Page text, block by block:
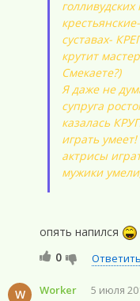
суставах-
крутит
Смекаете?)
Я даже не
супруга
казалась
играть
актрисы
мужики
опять напился
0
Ответить
W Worker 5 июля